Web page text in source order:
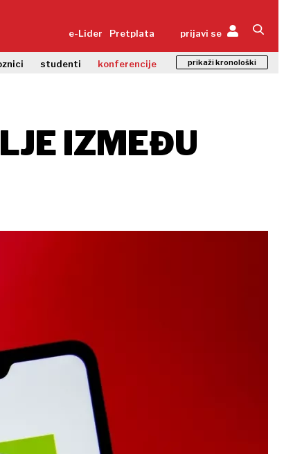
e-Lider Pretplata prijavi se
studenti konferencije prikaži kronološki
IZMEĐU